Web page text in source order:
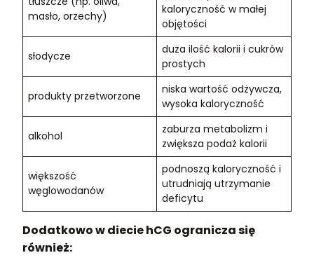
masło, orzechy)
kaloryczność w małej
objętości
słodycze
duża ilość kalorii i cukrów
prostych
produkty przetworzone
niska wartość odżywcza,
wysoka kaloryczność
alkohol
zaburza metabolizm i
zwiększa podaż kalorii
większość
węglowodanów
podnoszą kaloryczność i
utrudniają utrzymanie
deficytu
Dodatkowo w diecie hCG ogranicza się
również: